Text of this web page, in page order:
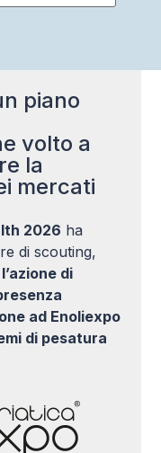
piano
volto a
la
mercati
2026 ha
di scouting,
di
ad Enoliexpo
di pesatura